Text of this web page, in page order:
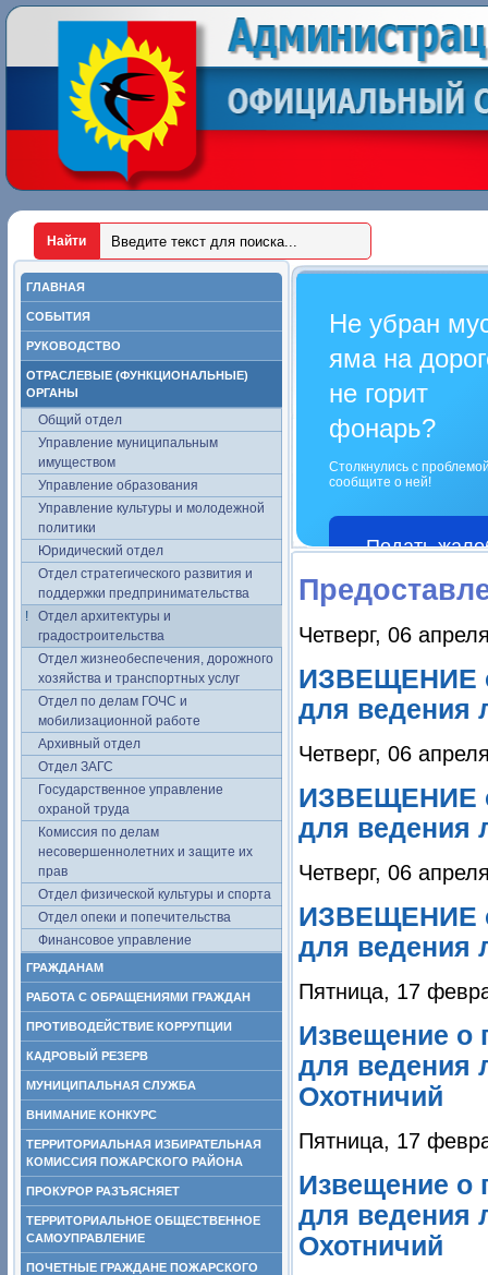
ГЛАВНАЯ
СОБЫТИЯ
РУКОВОДСТВО
ОТРАСЛЕВЫЕ (ФУНКЦИОНАЛЬНЫЕ)
ОРГАНЫ
Общий отдел
Управление муниципальным
имуществом
Управление образования
Управление культуры и молодежной
политики
Юридический отдел
Отдел стратегического развития и
поддержки предпринимательства
Отдел архитектуры и
градостроительства
Отдел жизнеобеспечения, дорожного
хозяйства и транспортных услуг
Отдел по делам ГОЧС и
мобилизационной работе
Архивный отдел
Отдел ЗАГС
Государственное управление
охраной труда
Комиссия по делам
несовершеннолетних и защите их
прав
Отдел физической культуры и спорта
Отдел опеки и попечительства
Финансовое управление
ГРАЖДАНАМ
РАБОТА С ОБРАЩЕНИЯМИ ГРАЖДАН
ПРОТИВОДЕЙСТВИЕ КОРРУПЦИИ
КАДРОВЫЙ РЕЗЕРВ
МУНИЦИПАЛЬНАЯ СЛУЖБА
ВНИМАНИЕ КОНКУРС
ТЕРРИТОРИАЛЬНАЯ ИЗБИРАТЕЛЬНАЯ
КОМИССИЯ ПОЖАРСКОГО РАЙОНА
ПРОКУРОР РАЗЪЯСНЯЕТ
ТЕРРИТОРИАЛЬНОЕ ОБЩЕСТВЕННОЕ
САМОУПРАВЛЕНИЕ
ПОЧЕТНЫЕ ГРАЖДАНЕ ПОЖАРСКОГО
Не убран
яма на
не горит
фонарь?
Столкнулись с
сообщите о ней!
Подать
Четверг, 06
ИЗВЕЩЕНИЕ о
для ведения
Четверг, 06
ИЗВЕЩЕНИЕ о
для ведения
Четверг, 06
ИЗВЕЩЕНИЕ о
для ведения
Пятница, 17
Извещение о
для ведения
Охотничий
Пятница, 17
Извещение о
для ведения
Охотничий